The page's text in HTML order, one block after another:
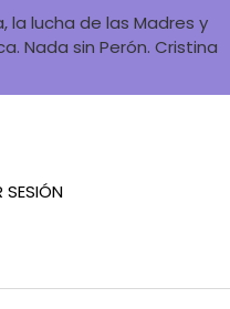
la lucha de las Madres y
Nada sin Perón. Cristina
SESIÓN